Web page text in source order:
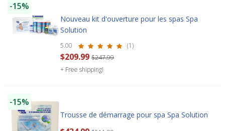
-15%
Nouveau kit d'ouverture pour les spas Spa
Solution
5.00 (1)
$209.99 $247.99
+ Free shipping!
-15%
Trousse de démarrage pour spa Spa Solution
YOUR FIRST ORDER OF $149 OR MORE!